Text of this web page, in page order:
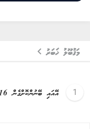
މަޤުބޫލު ޚަބަރު
އޭއައި ބޭނުންކޮށްގެން 16 ވައިރަސް އުފައްދައިފި